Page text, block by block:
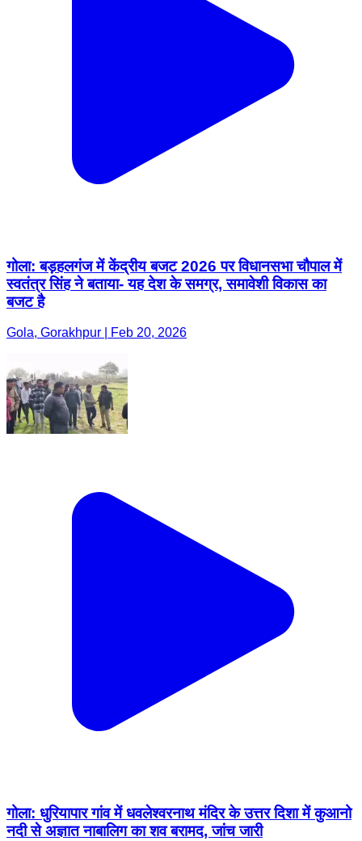
गोला: बड़हलगंज में केंद्रीय बजट 2026 पर विधानसभा चौपाल में
स्वतंत्र सिंह ने बताया- यह देश के समग्र, समावेशी विकास का
बजट है
Gola, Gorakhpur | Feb 20, 2026
गोला: धुरियापार गांव में धवलेश्वरनाथ मंदिर के उत्तर दिशा में कुआनो
नदी से अज्ञात नाबालिग का शव बरामद, जांच जारी